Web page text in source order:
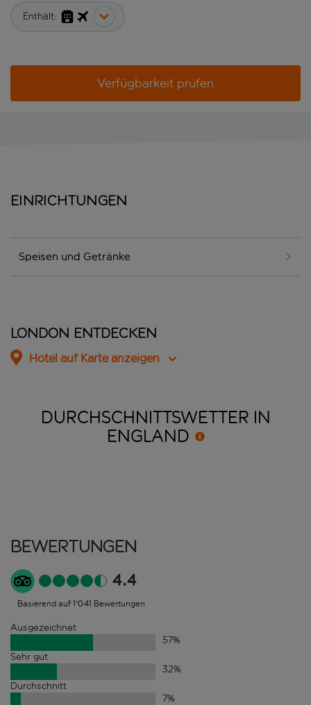
Enthält:
Verfügbarkeit prüfen
Einrichtungen
Speisen und Getränke
London entdecken
Hotel auf Karte anzeigen
DURCHSCHNITTSWETTER IN
ENGLAND
Bewertungen
4.4
Basierend auf 1'041 Bewertungen
Ausgezeichnet
57%
Sehr gut
32%
Durchschnitt
7%